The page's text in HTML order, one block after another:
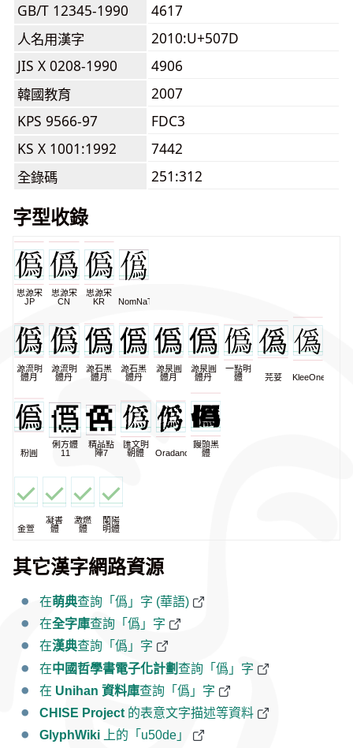
GB/T 12345-1990
4617
人名用漢字
2010:U+507D
JIS X 0208-1990
4906
韓國教育
2007
KPS 9566-97
FDC3
KS X 1001:1992
7442
全錄碼
251:312
字型收錄
思源宋
JP
思源宋
CN
思源宋
KR
NomNaTong
源流明
體月
源流明
體丹
源石黑
體月
源石黑
體丹
源泉圓
體月
源泉圓
體丹
一點明
體
芫荽 KleeOne
粉圓
俐方體
11
精品點
陣7
匯文明
朝體
Oradano
饅頭黑
體
金萱
凝書
體
激燃
體
蘭陽
明體
其它漢字網路資源
在萌典查詢「僞」字 (華語)
在全字庫查詢「僞」字
在漢典查詢「僞」字
在中國哲學書電子化計劃查詢「僞」字
在 Unihan 資料庫查詢「僞」字
CHISE Project 的表意文字描述等資料
GlyphWiki 上的「u50de」